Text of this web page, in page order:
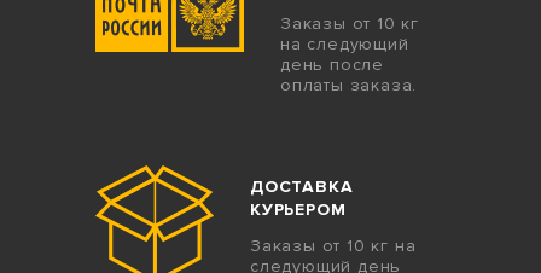
Заказы от 10 кг
на следующий
день после
оплаты заказа.
ДОСТАВКА
КУРЬЕРОМ
Заказы от 10 кг на
следующий день